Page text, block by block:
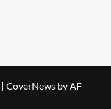
| CoverNews by AF